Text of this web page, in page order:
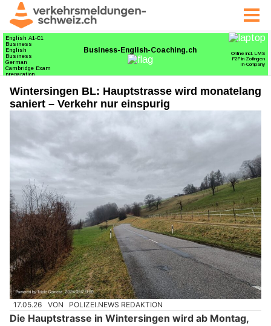
Wintersingen BL: Hauptstrasse wird monatelang
saniert – Verkehr nur einspurig
17.05.26 VON POLIZEI.NEWS REDAKTION
Die Hauptstrasse in Wintersingen wird ab Montag,